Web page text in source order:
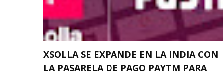
XSOLLA SE EXPANDE EN LA INDIA CON
LA PASARELA DE PAGO PAYTM PARA